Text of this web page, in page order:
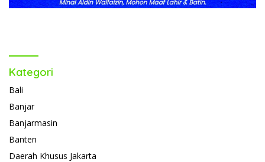
Kategori
Bali
Banjar
Banjarmasin
Banten
Daerah Khusus Jakarta